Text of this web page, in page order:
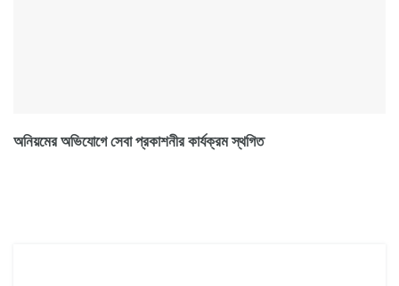
অনিয়মের অভিযোগে সেবা প্রকাশনীর কার্যক্রম স্থগিত